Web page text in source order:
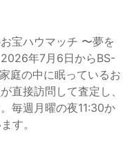
宝ハウマッチ 〜夢を
年7月6日からBS-
庭の中に眠っているお
直接訪問して査定し、
毎週月曜の夜11:30か
す。